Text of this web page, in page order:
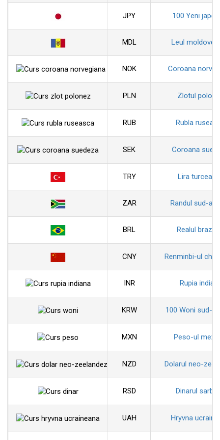
JPY 100 Yeni
MDL Leul
NOK Coroana
PLN Zlotul
RUB Rubla
SEK Coroana
TRY Lira
ZAR Randul sud-
BRL Realul
CNY Renminbi-ul
INR Rupia
KRW 100 Woni sud-
MXN Peso-ul
NZD Dolarul neo-
RSD Dinarul
UAH Hryvna